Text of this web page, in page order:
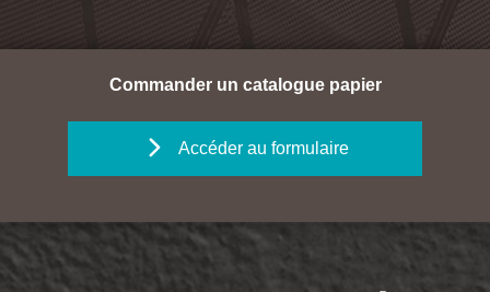
Commander un catalogue papier
Accéder au formulaire